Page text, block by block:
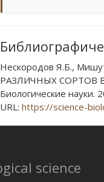
Нескородов Я.Б.,
РАЗЛИЧНЫХ СОРТОВ
Биологические науки.
URL: https://science-
science